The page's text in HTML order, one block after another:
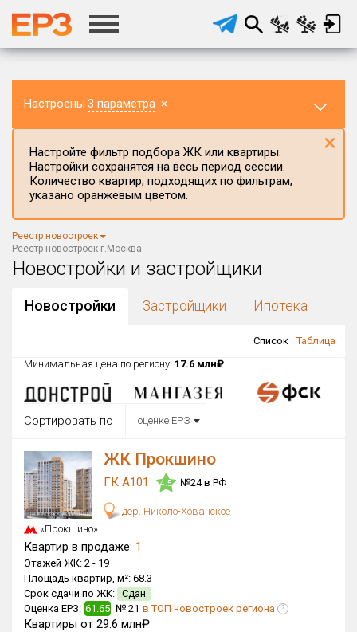
Настроены 3 параметра ×
г.Москва
Район в регионе
Все
Район в городе
Цена
от
Общая площадь, м²
от
Срок сдачи
от Сдан в 2022
Вид объекта
Настройте фильтр подбора ЖК или квартиры.
Настройки сохранятся на весь период сессии.
Количество квартир, подходящих по фильтрам,
указано оранжевым цветом.
×
Реестр новостроек
Реестр новостроек г.Москва
Новостройки и застройщики
Новостройки Застройщики Ипотека
Список
Таблица
Минимальная цена по региону: 17.6 млн₽
Сортировать по оценке ЕРЗ
ЖК Прокшино
ГК А101 4.5 №24 в РФ
дер. Николо-Хованское
«Прокшино»
Квартир в продаже: 1
Этажей ЖК: 2 - 19
Площадь квартир, м²: 68.3
Срок сдачи по ЖК: Сдан
Оценка ЕРЗ: 61.65 № 21 в ТОП новостроек региона ?
Квартиры от 29.6 млн₽